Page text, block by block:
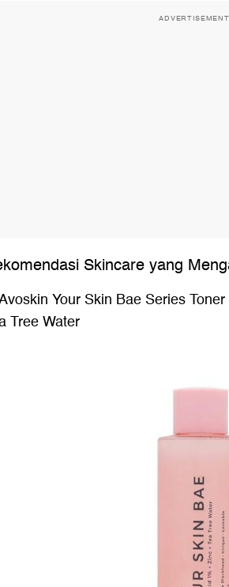
ADVERTISEMENT
Skincare yang
Your Skin Bae Series
Tree Water